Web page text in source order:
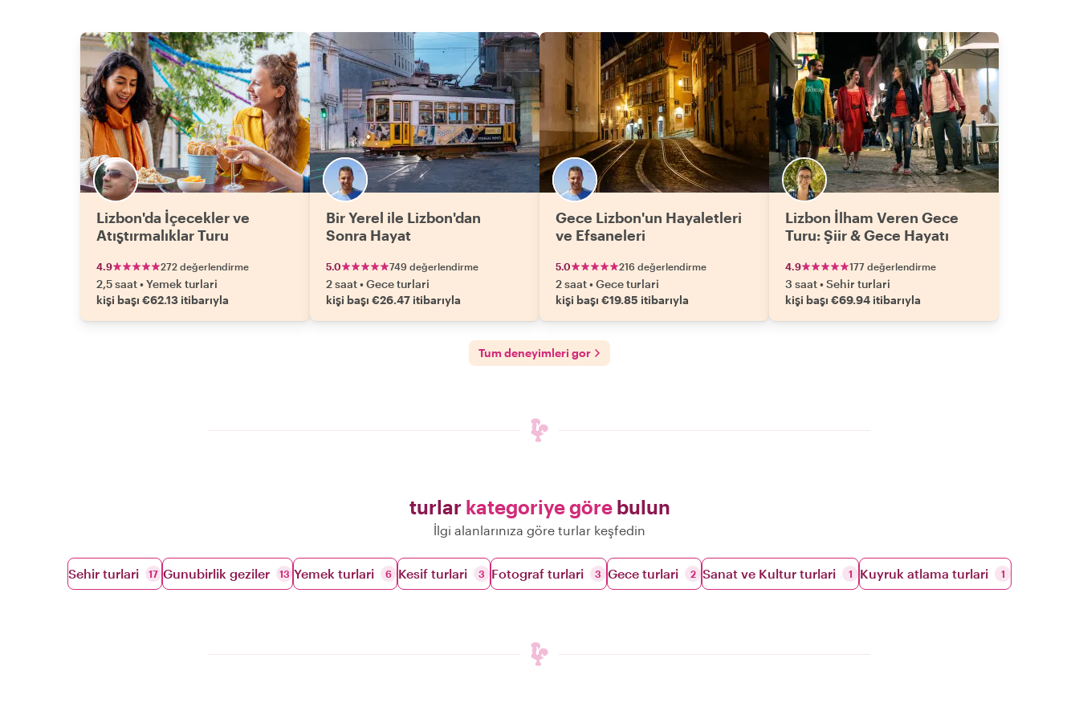
him our highest recommendation!"
Lizbon'da İçecekler ve
Atıştırmalıklar Turu
4.9 272 değerlendirme
2,5 saat•Yemek turlari
kişi başı €62.13 itibarıyla
Bir Yerel ile Lizbon'dan
Sonra Hayat
5.0 749 değerlendirme
2 saat•Gece turlari
kişi başı €26.47 itibarıyla
Gece Lizbon'un Hayaletleri
ve Efsaneleri
5.0 216 değerlendirme
2 saat•Gece turlari
kişi başı €19.85 itibarıyla
Lizbon İlham Veren Gece
Turu: Şiir & Gece Hayatı
4.9 177 değerlendirme
3 saat•Sehir turlari
kişi başı €69.94 itibarıyla
Tum deneyimleri gor
turlar kategoriye görebulun
İlgi alanlarınıza göre turlar keşfedin
Sehir turlari 17 Gunubirlik geziler 13 Yemek turlari 6 Kesif turlari 3 Fotograf turlari 3 Gece turlari 2 Sanat ve Kultur turlari 1 Kuyruk atlama turlari 1